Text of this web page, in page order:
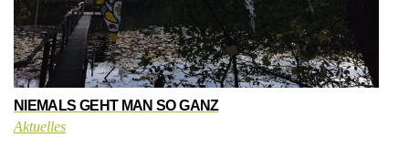
NIEMALS GEHT MAN SO GANZ
Aktuelles